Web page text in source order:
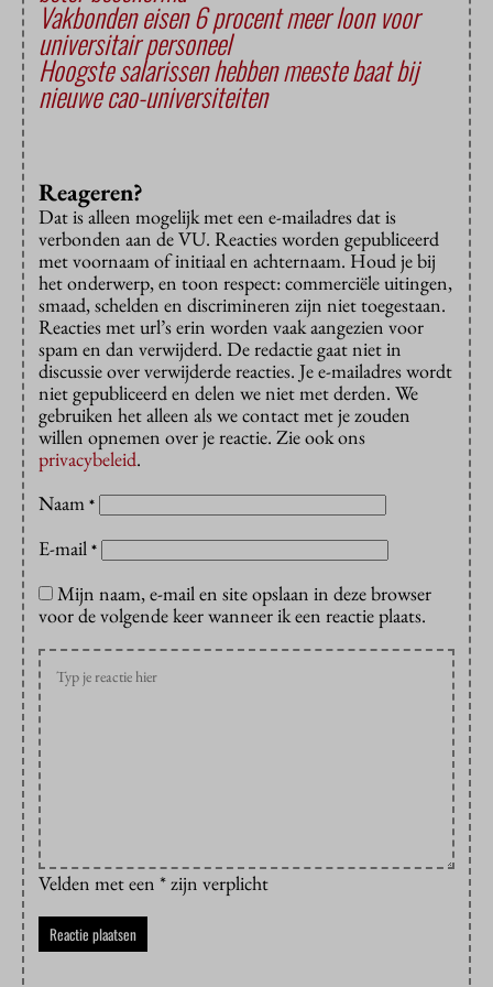
Vakbonden eisen 6 procent meer loon voor
universitair personeel
Hoogste salarissen hebben meeste baat bij
nieuwe cao-universiteiten
Reageren?
Dat is alleen mogelijk met een e-mailadres dat is
verbonden aan de VU. Reacties worden gepubliceerd
met voornaam of initiaal en achternaam. Houd je bij
het onderwerp, en toon respect: commerciële uitingen,
smaad, schelden en discrimineren zijn niet toegestaan.
Reacties met url’s erin worden vaak aangezien voor
spam en dan verwijderd. De redactie gaat niet in
discussie over verwijderde reacties. Je e-mailadres wordt
niet gepubliceerd en delen we niet met derden. We
gebruiken het alleen als we contact met je zouden
willen opnemen over je reactie. Zie ook ons
privacybeleid.
Naam *
E-mail *
Mijn naam, e-mail en site opslaan in deze browser
voor de volgende keer wanneer ik een reactie plaats.
Velden met een * zijn verplicht